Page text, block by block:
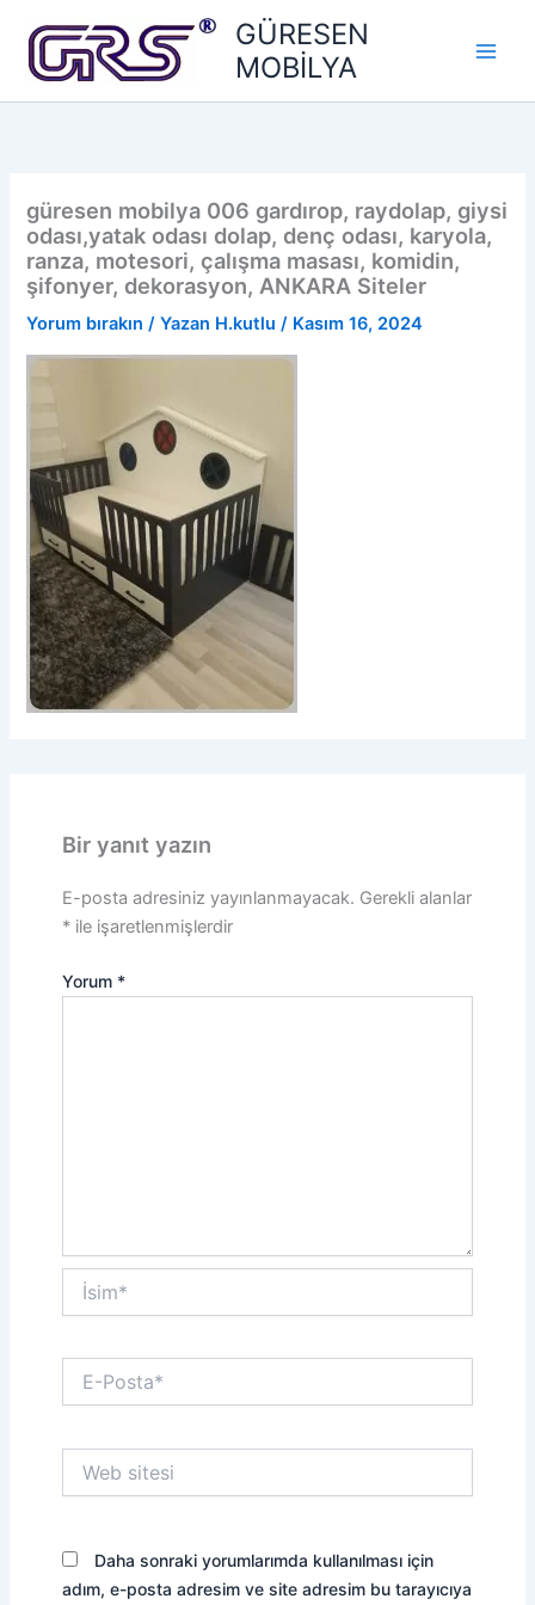
GÜRESEN
MOBİLYA
güresen mobilya 006 gardırop, raydolap, giysi
odası,yatak odası dolap, denç odası, karyola,
ranza, motesori, çalışma masası, komidin,
şifonyer, dekorasyon, ANKARA Siteler
Yorum bırakın / Yazan H.kutlu/ Kasım 16, 2024
Bir yanıt yazın
E-posta adresiniz yayınlanmayacak. Gerekli alanlar
*ile işaretlenmişlerdir
Yorum *
İsim*
Posta*
sitesi
Daha sonraki yorumlarımda kullanılması için
adım, e-posta adresim ve site adresim bu tarayıcıya